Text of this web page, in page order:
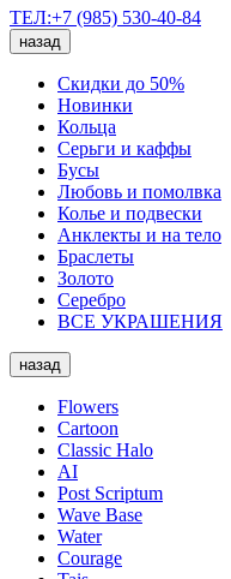
ТЕЛ:+7 (985) 530-40-84
назад
Скидки до 50%
Новинки
Кольца
Серьги и каффы
Бусы
Любовь и помолвка
Колье и подвески
Анклекты и на тело
Браслеты
Золото
Серебро
ВСЕ УКРАШЕНИЯ
назад
Flowers
Cartoon
Classic Halo
AI
Post Scriptum
Wave Base
Water
Courage